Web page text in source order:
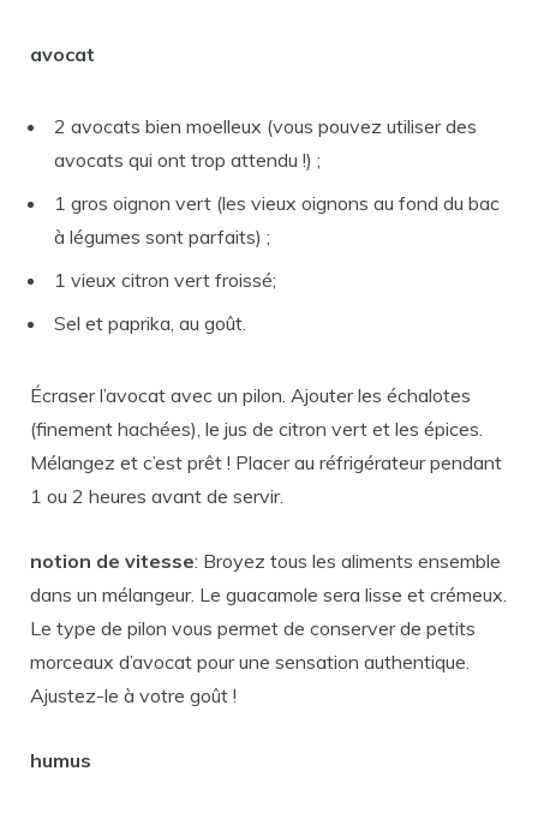
avocat
2 avocats bien moelleux (vous pouvez utiliser des
avocats qui ont trop attendu !) ;
1 gros oignon vert (les vieux oignons au fond du bac
à légumes sont parfaits) ;
1 vieux citron vert froissé;
Sel et paprika, au goût.
Écraser l’avocat avec un pilon. Ajouter les échalotes
(finement hachées), le jus de citron vert et les épices.
Mélangez et c’est prêt ! Placer au réfrigérateur pendant
1 ou 2 heures avant de servir.
notion de vitesse: Broyez tous les aliments ensemble
dans un mélangeur. Le guacamole sera lisse et crémeux.
Le type de pilon vous permet de conserver de petits
morceaux d’avocat pour une sensation authentique.
Ajustez-le à votre goût !
humus